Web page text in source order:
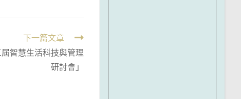
下一篇文章
智慧生活科技與管理
研討會」